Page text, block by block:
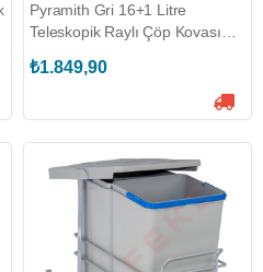
Pyramith Gri 16+1 Litre
Teleskopik Raylı Çöp Kovası
₺1.849,90